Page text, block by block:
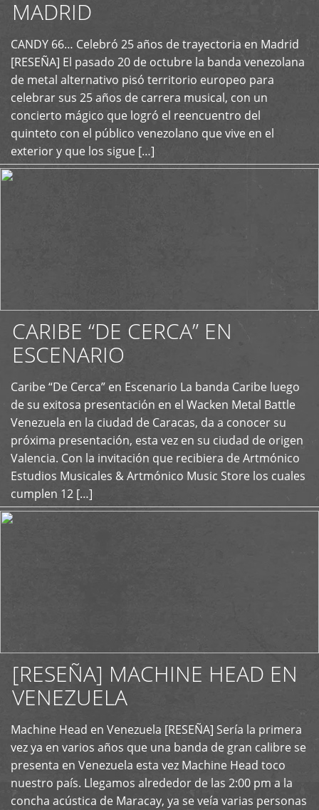
MADRID
CANDY 66… Celebró 25 años de trayectoria en Madrid
[RESEÑA] El pasado 20 de octubre la banda venezolana
de metal alternativo pisó territorio europeo para
celebrar sus 25 años de carrera musical, con un
concierto mágico que logró el reencuentro del
quinteto con el público venezolano que vive en el
exterior y que los sigue […]
+
CARIBE “DE CERCA” EN
ESCENARIO
Caribe “De Cerca” en Escenario La banda Caribe luego
de su exitosa presentación en el Wacken Metal Battle
Venezuela en la ciudad de Caracas, da a conocer su
próxima presentación, esta vez en su ciudad de origen
Valencia. Con la invitación que recibiera de Artmónico
Estudios Musicales & Artmónico Music Store los cuales
cumplen 12 […]
+
[RESEÑA] MACHINE HEAD EN
VENEZUELA
Machine Head en Venezuela [RESEÑA] Sería la primera
vez ya en varios años que una banda de gran calibre se
presenta en Venezuela esta vez Machine Head toco
nuestro país. Llegamos alrededor de las 2:00 pm a la
concha acústica de Maracay, ya se veía varias personas
+